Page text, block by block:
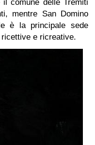
comune delle Tremiti
mentre San Domino
è la principale sede
e ricreative.